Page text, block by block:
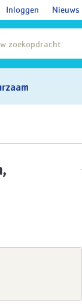
Inloggen Nieuws